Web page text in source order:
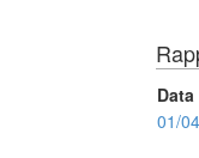
Data
01/